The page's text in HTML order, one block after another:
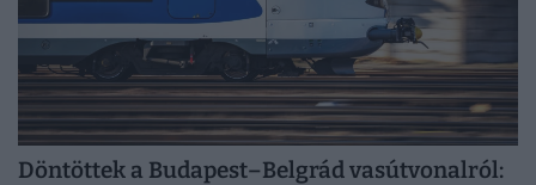
Döntöttek a Budapest–Belgrád vasútvonalról: